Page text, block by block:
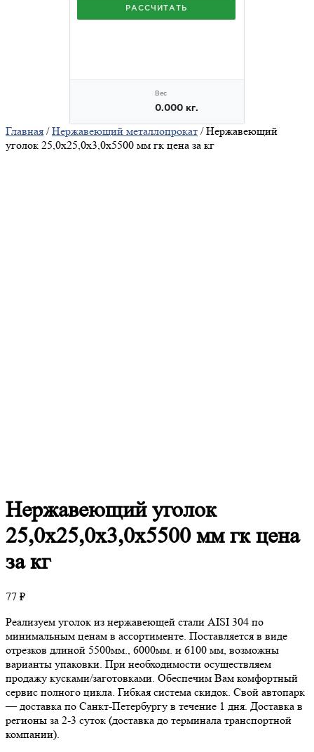
Главная /Нержавеющий металлопрокат / Нержавеющий
уголок 25,0х25,0х3,0х5500 мм гк цена за кг
Нержавеющийуголок
25,0х25,0х3,0х5500 мм гк цена
за кг
77 ₽
Реализуем уголок из нержавеющей стали AISI 304 по
минимальным ценам в ассортименте. Поставляется в виде
отрезков длиной 5500мм., 6000мм. и 6100 мм, возможны
варианты упаковки. При необходимости осуществляем
продажу кусками/заготовками. Обеспечим Вам комфортный
сервис полного цикла. Гибкая система скидок. Свой автопарк
— доставка по Санкт-Петербургу в течение 1 дня. Доставка в
регионы за 2-3 суток (доставка до терминала транспортной
компании).